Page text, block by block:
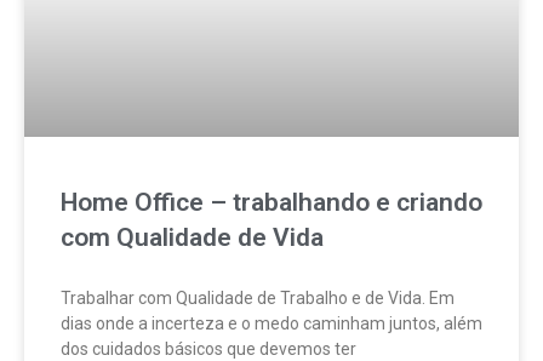
Home Office – trabalhando e criando
com Qualidade de Vida
Trabalhar com Qualidade de Trabalho e de Vida. Em
dias onde a incerteza e o medo caminham juntos, além
dos cuidados básicos que devemos ter